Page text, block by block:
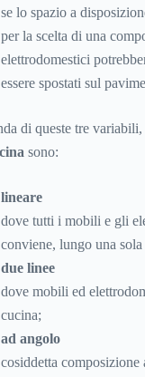
se lo spazio a
per la scelta di una
elettrodomestici
essere spostati sul
di queste tre
sono:
lineare
dove tutti i mobili e gli
conviene, lungo una
due linee
dove mobili ed
cucina;
ad angolo
cosiddetta